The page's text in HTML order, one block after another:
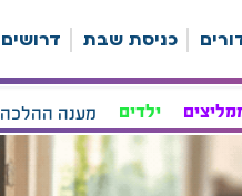
כניסת שבת דרושים
ילדים מענה ההלכה